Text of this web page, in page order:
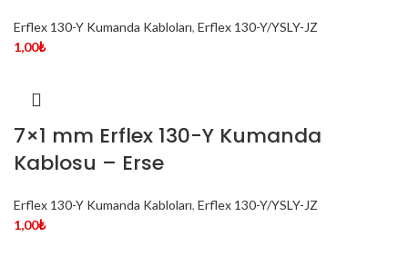
Erflex 130-Y Kumanda Kabloları, Erflex 130-Y/YSLY-JZ
1,00₺
7×1 mm Erflex 130-Y Kumanda
Kablosu – Erse
Erflex 130-Y Kumanda Kabloları, Erflex 130-Y/YSLY-JZ
1,00₺